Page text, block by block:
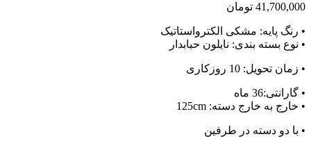
41,700,000 تومان
• رنگ پایه: مشکی الکترواستاتیک
• نوع بسته بندی: نایلون حبابدار
• زمان تحویل: 10 روزکاری
• گارانتی:36 ماه
• خارج به خارج دسته: 125cm
• با دو دسته در طرفین